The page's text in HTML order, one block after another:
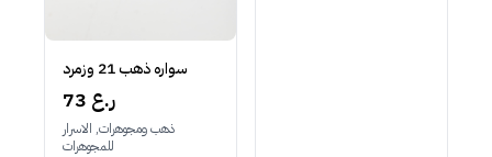
سواره ذهب 21 وزمرد
73 ر.ع
ذهب ومجوهرات, الاسرار
للمجوهرات